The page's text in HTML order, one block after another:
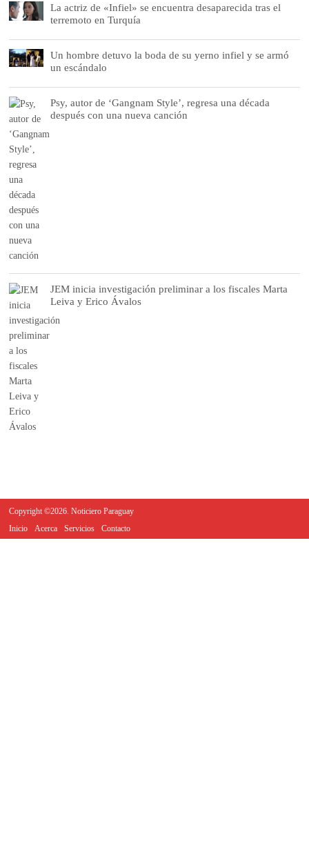
La actriz de «Infiel» se encuentra desaparecida tras el
terremoto en Turquía
Un hombre detuvo la boda de su yerno infiel y se armó
un escándalo
Psy, autor de ‘Gangnam Style’, regresa una década
después con una nueva canción
JEM inicia investigación preliminar a los fiscales Marta
Leiva y Erico Ávalos
Copyright ©2026. Noticiero Paraguay
Inicio
Acerca Servicios Contacto